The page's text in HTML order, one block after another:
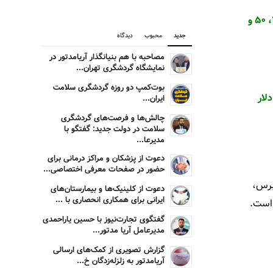
(اسکناس ۱، ۲، ۵، ۱۰، ۲۰، ۵۰ و
۱ سنت (پنی)، ۵ سنت (نیکل)، ۱۰ سنت (دایم)، ۲۵ سنت (کوارتز)، ۵۰ سنت (نیم دلار)، ۱ دلار
جدید محبوب دیدگاه
مصاحبه با هم بنیانگذار آریامدتور در
نمایشگاه گردشگری تهران...
بوت‌کمپ دو روزه گردشگری سلامت
ایران...
چالش‌ها و فرصت‌های گردشگری
سلامت در دولت جدید: گفتگو با
مدیرعا...
دعوت از پزشکان و مراکز درمانی برای
حضور در صفحات معرفی اختصاصی...
دعوت از کلینیک‌ها و بیمارستان‌های
ایرانی برای همکاری انحصاری با ...
گفتگوی تجارت‌نیوز با حسین یاراحمدی
مدیرعامل آریا مدتور...
گزارش تصویری از کمک‌های ارسالی
آریامدتور به زلزله‌زدگان خ...